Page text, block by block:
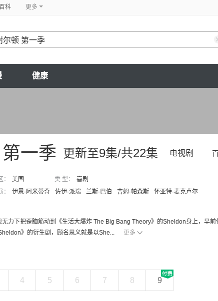
百科 更多
健康
更新至9集/共22集 电视剧
一季
： 美国 类 型：
喜剧
： 伊恩·阿米蒂奇 佐伊·派瑞 兰斯·巴伯 吉姆·帕森斯
怀亚特·麦克卢尔
力下把歪脑筋动到《生活大爆炸 The Big Bang Theory》的Sheldon身上，早
》的衍生剧，顾名思义就是以She...
更多
4 5 6 7 8 9